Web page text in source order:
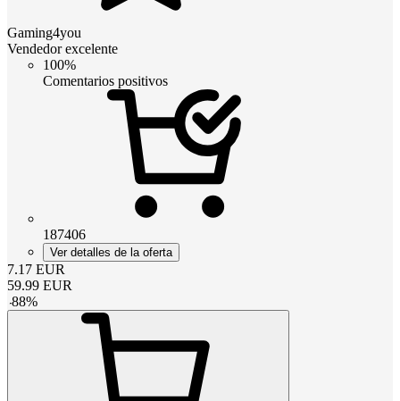
Gaming4you
Vendedor excelente
100%
Comentarios positivos
187406
Ver detalles de la oferta
7.17 EUR
59.99 EUR
-88%